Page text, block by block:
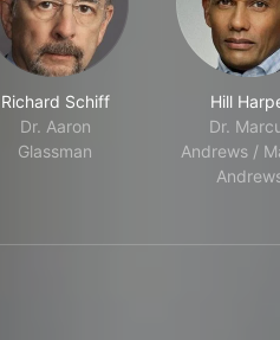
Richard Schiff
Dr. Aaron
Glassman
Hill
Dr.
Andrews /